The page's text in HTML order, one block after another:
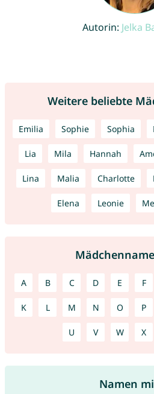
Autorin: Jelka
Weitere beliebte
Emilia Sophie Sophia
Lia Mila Hannah
Lina Malia Charlotte
Elena Leonie
A B C D E F
K L M N O P
U V W X
Namen